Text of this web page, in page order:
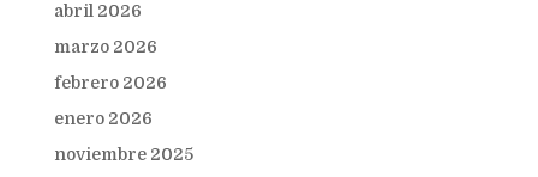
abril 2026
marzo 2026
febrero 2026
enero 2026
noviembre 2025